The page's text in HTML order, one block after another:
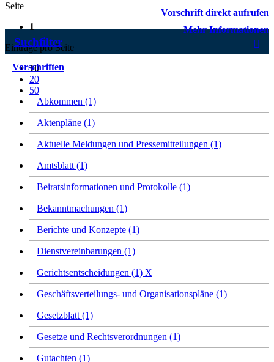
Vorschrift direkt aufrufen
Mehr Informationen
Seite
1
Einträge pro Seite
10
20
50
Suchfilter
Vorschriften
Abkommen (1)
Aktenpläne (1)
Aktuelle Meldungen und Pressemitteilungen (1)
Amtsblatt (1)
Beiratsinformationen und Protokolle (1)
Bekanntmachungen (1)
Berichte und Konzepte (1)
Dienstvereinbarungen (1)
Gerichtsentscheidungen (1) X
Geschäftsverteilungs- und Organisationspläne (1)
Gesetzblatt (1)
Gesetze und Rechtsverordnungen (1)
Gutachten (1)